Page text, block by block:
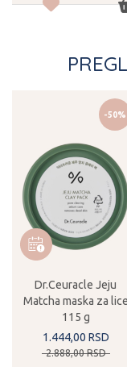
-50%
Dr.Ceuracle Jeju
Matcha maska za lice
115 g
1.444,00 RSD
2.888,00 RSD